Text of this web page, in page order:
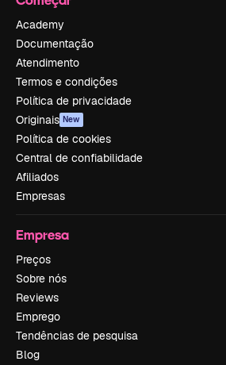
Academy
Documentação
Atendimento
Termos e condições
Política de privacidade
Originais New
Política de cookies
Central de confiabilidade
Afiliados
Empresas
Empresa
Preços
Sobre nós
Reviews
Emprego
Tendências de pesquisa
Blog